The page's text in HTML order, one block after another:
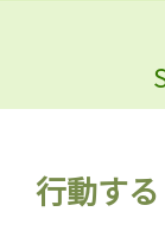
行動する